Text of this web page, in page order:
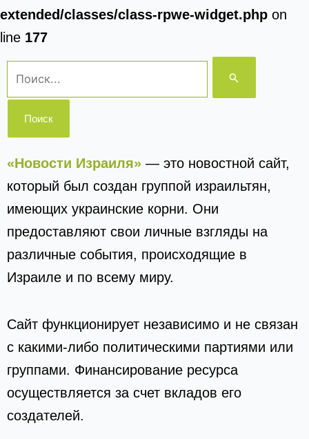
extended/classes/class-rpwe-widget.php on
line 177
Поиск:
«Новости Израиля» — это новостной сайт,
который был создан группой израильтян,
имеющих украинские корни. Они
предоставляют свои личные взгляды на
различные события, происходящие в
Израиле и по всему миру.
Сайт функционирует независимо и не связан
с какими-либо политическими партиями или
группами. Финансирование ресурса
осуществляется за счет вкладов его
создателей.